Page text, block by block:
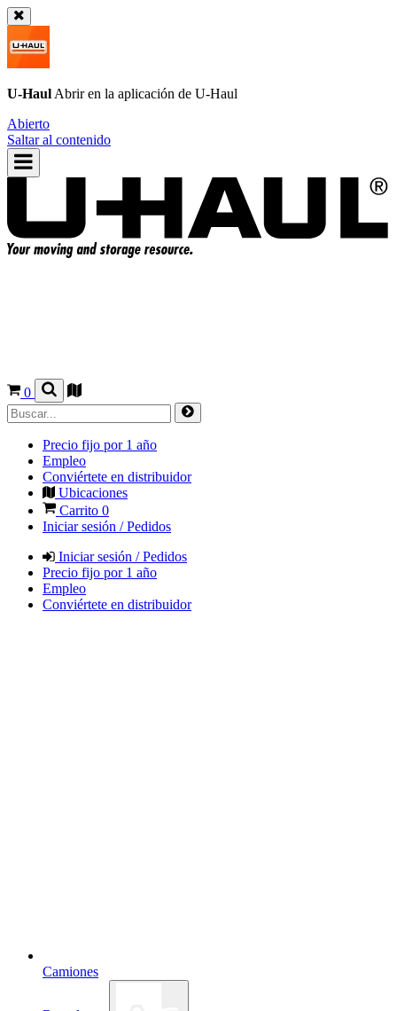
U-Haul Abrir en la aplicación de U-Haul
Abierto
Saltar al contenido
0
Precio fijo por 1 año
Empleo
Conviértete en distribuidor
Ubicaciones
Carrito 0
Iniciar sesión / Pedidos
Iniciar sesión / Pedidos
Precio fijo por 1 año
Empleo
Conviértete en distribuidor
Camiones